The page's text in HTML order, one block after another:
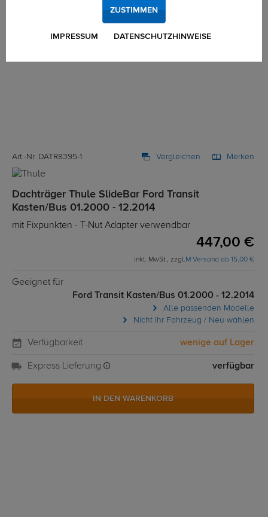
Art.-Nr. DATR8395-1 Vergleichen Merken
Dachträger Thule SlideBar Ford Transit
Kasten/Bus 01.2000 - 12.2014
mit Fixpunkten - T-Nut Adapter verwendbar
447,00 €
inkl. MwSt., zzgl.M Versand ab 15,00 €
Geeignet für
Ford Transit Kasten/Bus 01.2000 - 12.2014
Alle passenden Modelle
Nicht Ihr Fahrzeug / Neu wählen
Verfügbarkeit wenige auf Lager
Express Lieferung verfügbar
IN DEN WARENKORB
IMPRESSUM DATENSCHUTZHINWEISE
ZUSTIMMEN